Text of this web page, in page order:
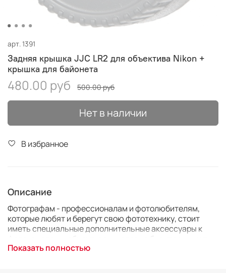
арт. 1391
Задняя крышка JJC LR2 для объектива Nikon +
крышка для байонета
480.00 руб 500.00 руб
Нет в наличии
В избранное
Описание
Фотографам - профессионалам и фотолюбителям,
которые любят и берегут свою фототехнику, стоит
иметь специальные дополнительные аксессуары к
уязвимые узлы фотоаппаратуры. Такими аксессуарами
Показать полностью